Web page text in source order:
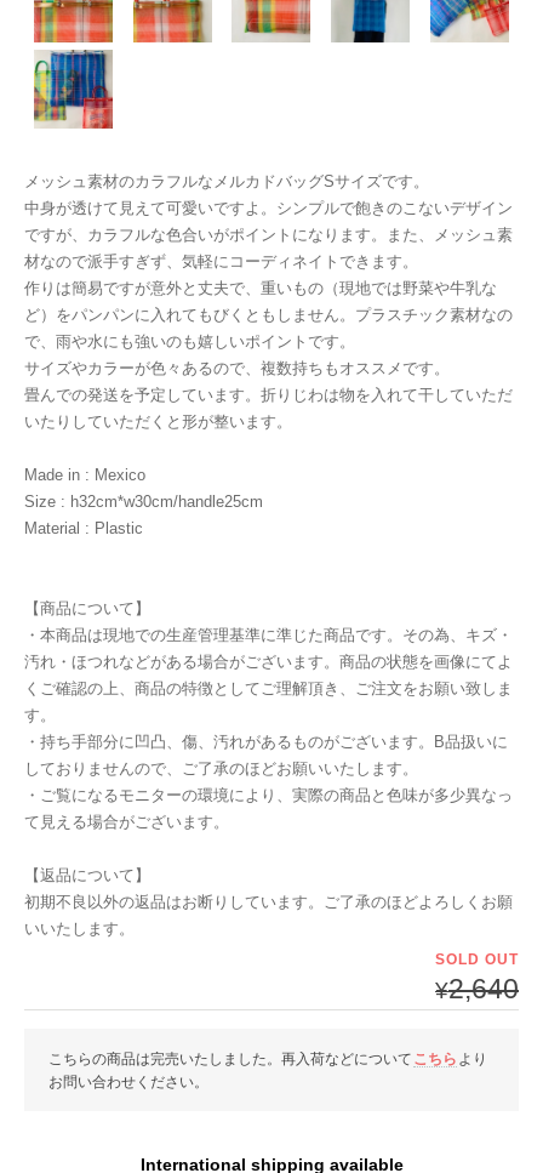
メッシュ素材のカラフルなメルカドバッグSサイズです。
中身が透けて見えて可愛いですよ。シンプルで飽きのこないデザイン
ですが、カラフルな色合いがポイントになります。また、メッシュ素
材なので派手すぎず、気軽にコーディネイトできます。
作りは簡易ですが意外と丈夫で、重いもの（現地では野菜や牛乳な
ど）をパンパンに入れてもびくともしません。プラスチック素材なの
で、雨や水にも強いのも嬉しいポイントです。
サイズやカラーが色々あるので、複数持ちもオススメです。
畳んでの発送を予定しています。折りじわは物を入れて干していただ
いたりしていただくと形が整います。
Made in : Mexico
Size : h32cm*w30cm/handle25cm
Material : Plastic
【商品について】
・本商品は現地での生産管理基準に準じた商品です。その為、キズ・
汚れ・ほつれなどがある場合がございます。商品の状態を画像にてよ
くご確認の上、商品の特徴としてご理解頂き、ご注文をお願い致しま
す。
・持ち手部分に凹凸、傷、汚れがあるものがございます。B品扱いに
しておりませんので、ご了承のほどお願いいたします。
・ご覧になるモニターの環境により、実際の商品と色味が多少異なっ
て見える場合がございます。
【返品について】
初期不良以外の返品はお断りしています。ご了承のほどよろしくお願
いいたします。
SOLD OUT
¥2,640
こちらの商品は完売いたしました。再入荷などについて こちら より
お問い合わせください。
International shipping available